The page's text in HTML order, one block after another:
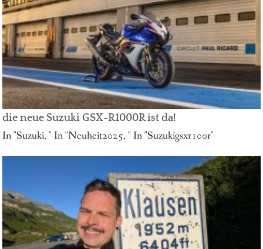
die neue Suzuki GSX-R1000R ist da!
In "Suzuki, " In "Neuheit2025, " In "Suzukigsxr100r"